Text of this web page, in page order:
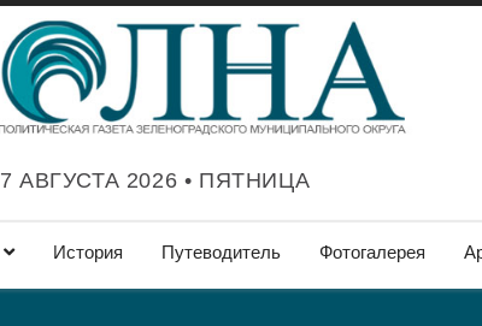
7 АВГУСТА 2026 • ПЯТНИЦА
История Путеводитель Фотогалерея